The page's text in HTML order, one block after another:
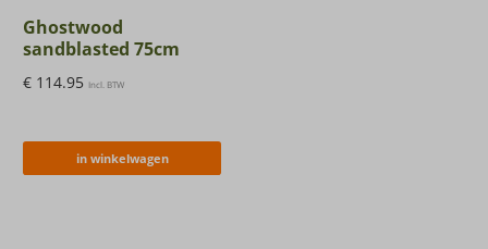
Ghostwood
sandblasted 75cm
€ 114.95 Incl. BTW
in winkelwagen